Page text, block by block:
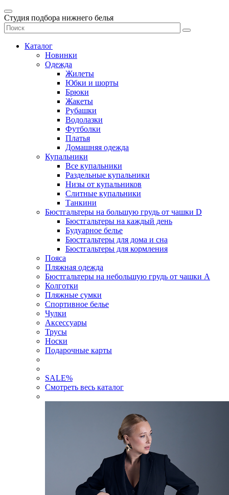
Студия подбора нижнего белья
Каталог
Новинки
Одежда
Жилеты
Юбки и шорты
Брюки
Жакеты
Рубашки
Водолазки
Футболки
Платья
Домашняя одежда
Купальники
Все купальники
Раздельные купальники
Низы от купальников
Слитные купальники
Танкини
Бюстгальтеры на большую грудь от чашки D
Бюстгальтеры на каждый день
Будуарное белье
Бюстгальтеры для дома и сна
Бюстгальтеры для кормления
Пояса
Пляжная одежда
Бюстгальтеры на небольшую грудь от чашки А
Колготки
Пляжные сумки
Спортивное белье
Чулки
Аксессуары
Трусы
Носки
Подарочные карты
SALE%
Смотреть весь каталог